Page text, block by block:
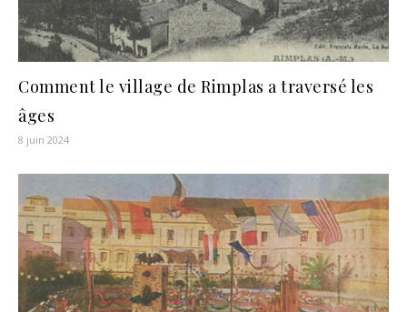
Comment le village de Rimplas a traversé les
âges
8 juin 2024